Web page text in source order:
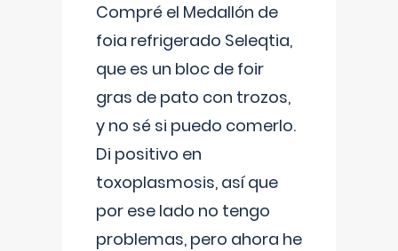
Compré el Medallón de
foia refrigerado Seleqtia,
que es un bloc de foir
gras de pato con trozos,
y no sé si puedo comerlo.
Di positivo en
toxoplasmosis, así que
por ese lado no tengo
problemas, pero ahora he